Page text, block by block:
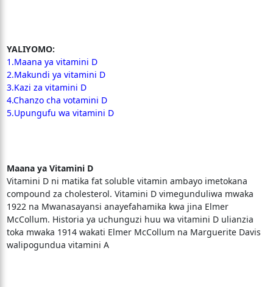
YALIYOMO:
1.Maana ya vitamini D
2.Makundi ya vitamini D
3.Kazi za vitamini D
4.Chanzo cha votamini D
5.Upungufu wa vitamini D
Maana ya Vitamini D
Vitamini D ni matika fat soluble vitamin ambayo imetokana
compound za cholesterol. Vitamini D vimegunduliwa mwaka
1922 na Mwanasayansi anayefahamika kwa jina Elmer
McCollum. Historia ya uchunguzi huu wa vitamini D ulianzia
toka mwaka 1914 wakati Elmer McCollum na Marguerite Davis
walipogundua vitamini A